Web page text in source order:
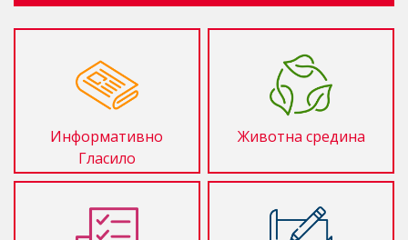
Информативно
Гласило
Животна средина